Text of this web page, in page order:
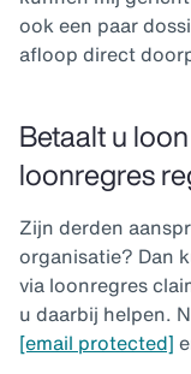
ook een paar
afloop direct
Betaalt u
loonregres
Zijn derden
organisatie? Dan
via loonregres
u daarbij helpen.
[email protected]